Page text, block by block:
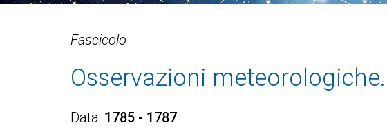
Fascicolo
Osservazioni
Data 1785 - 1787